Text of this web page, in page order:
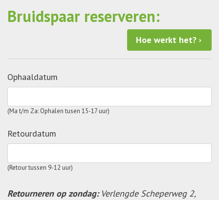
Bruidspaar reserveren:
Hoe werkt het?
Ophaaldatum
(Ma t/m Za: Ophalen tusen 15-17 uur)
Retourdatum
(Retour tussen 9-12 uur)
Retourneren op zondag:Verlengde Scheperweg 2,